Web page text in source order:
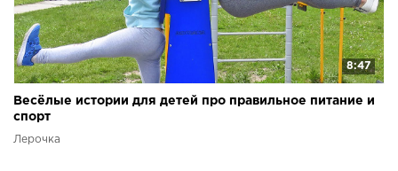
8:47
Весёлые истории для детей про правильное питание и
спорт
Лерочка